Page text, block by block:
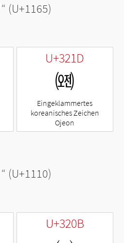
“ (U+1165)
U+321D
㈝
Eingeklammertes
koreanisches Zeichen
Ojeon
“ (U+1110)
U+320B